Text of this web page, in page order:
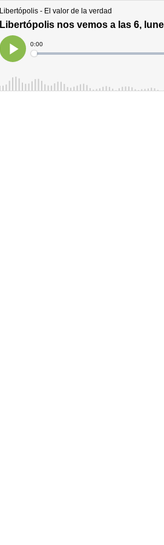
Libertópolis - El valor de la verdad
Libertópolis nos vemos a las 6,
Play
Current
Time
0:00
Loaded: